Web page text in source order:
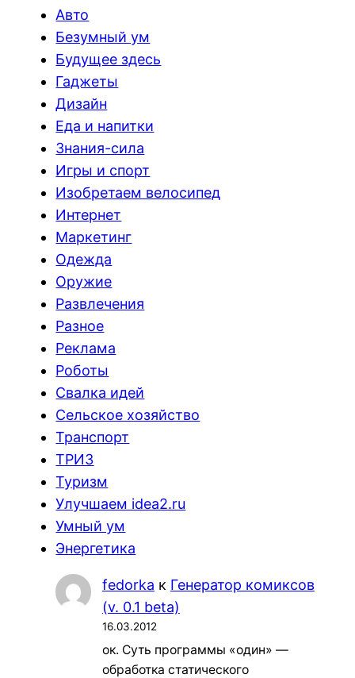
Авто
Безумный ум
Будущее здесь
Гаджеты
Дизайн
Еда и напитки
Знания-сила
Игры и спорт
Изобретаем велосипед
Интернет
Маркетинг
Одежда
Оружие
Развлечения
Разное
Реклама
Роботы
Свалка идей
Сельское хозяйство
Транспорт
ТРИЗ
Туризм
Улучшаем idea2.ru
Умный ум
Энергетика
fedorka к Генератор комиксов
(v. 0.1 beta)
16.03.2012
ок. Суть программы «один» —
обработка статического